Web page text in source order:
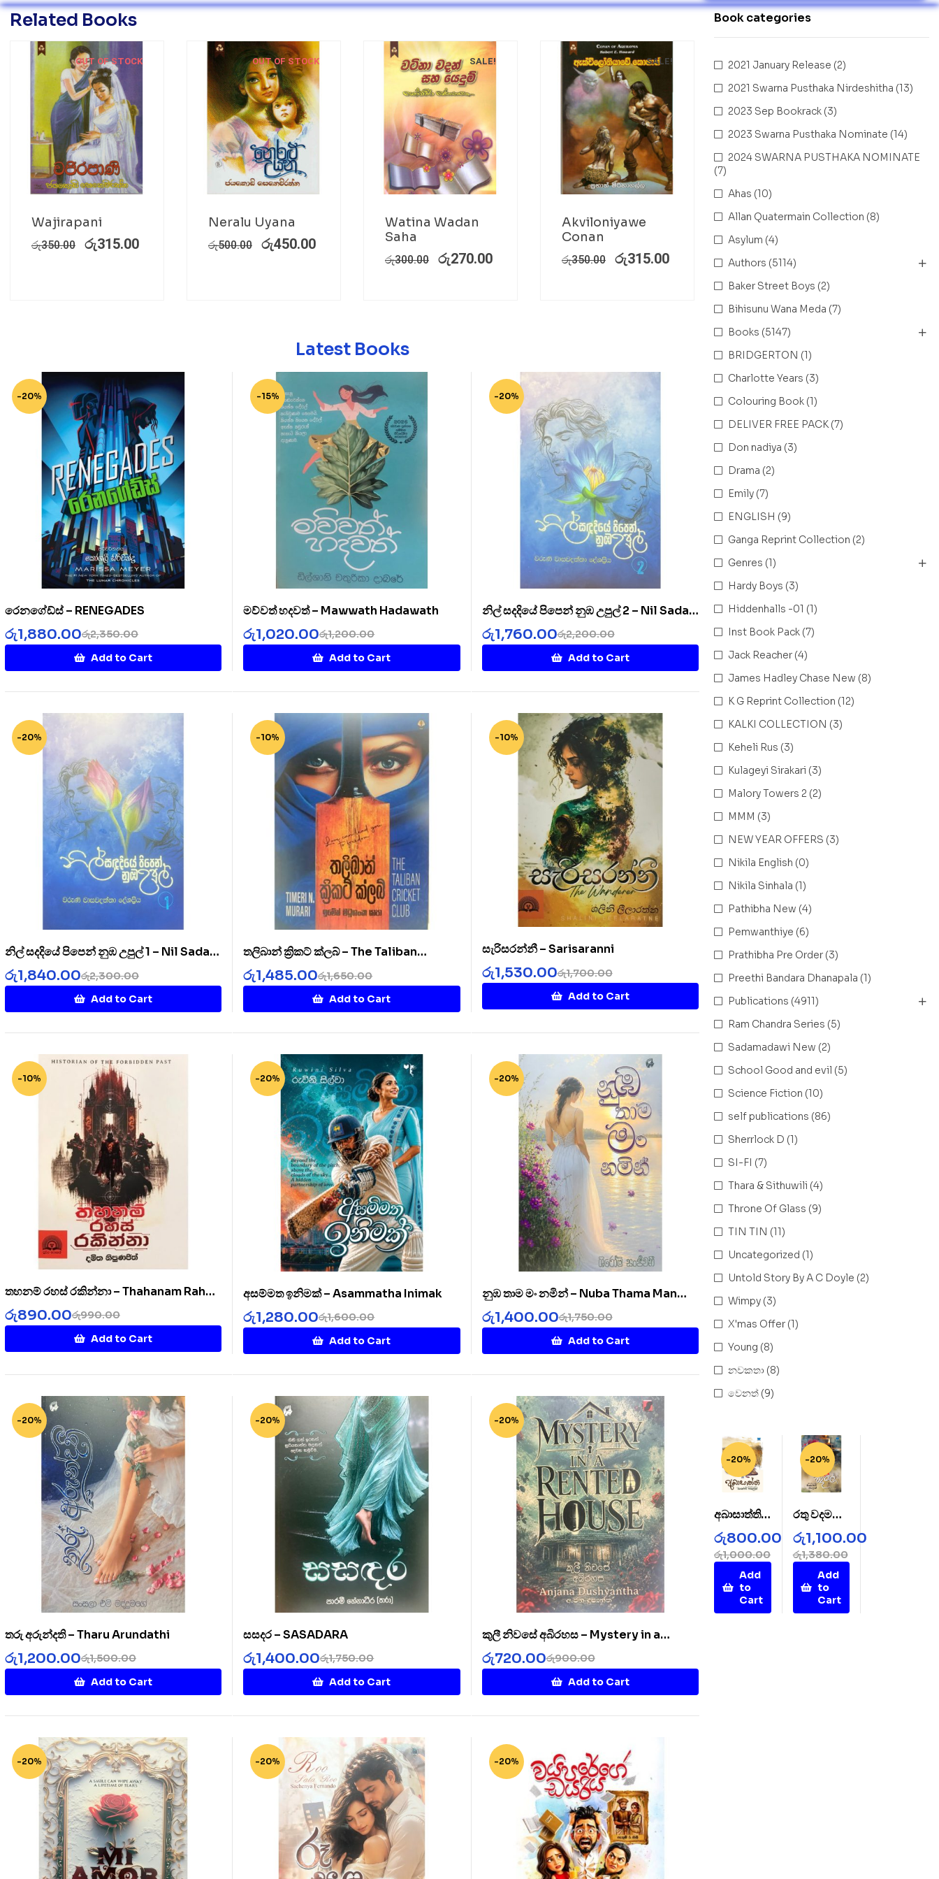
Related Books
OUT OF STOCK
Wajirapani
රු350.00 රු315.00
OUT OF STOCK
Neralu Uyana
රු500.00 රු450.00
SALE!
Watina Wadan
Saha
රු300.00 රු270.00
SALE!
Akviloniyawe
Conan
රු350.00 රු315.00
Latest Books
-20%
රෙනගේඩ්ස් – RENEGADES
රු2,350.00
රු1,880.00
Add to Cart
-15%
මව්වත් හදවත් – Mawwath Hadawath
රු1,200.00
රු1,020.00
Add to Cart
-20%
නිල් සදදියේ පිපෙන් නුඹ උපුල් 2 – Nil Sada
Diye 2
රු2,200.00
රු1,760.00
Add to Cart
-20%
නිල් සදදියේ පිපෙන් නුඹ උපුල් 1 – Nil Sada
Diye 1
රු2,300.00
රු1,840.00
Add to Cart
-10%
තලිබාන් ක්‍රිකට් ක්ලබ් – The Taliban
Cricket Clubරු1,650.00
රු1,485.00
Add to Cart
-10%
සැරිසරන්නී – Sarisaranni
රු1,700.00
රු1,530.00
Add to Cart
-10%
තහනම් රහස් රකින්නා – Thahanam Rahas
Rakinnaa
රු990.00
රු890.00
Add to Cart
-20%
අසම්මත ඉනිමක් – Asammatha Inimak
රු1,600.00
රු1,280.00
Add to Cart
-20%
නුඹ තාම මං නමින් – Nuba Thama Man
Namin
රු1,750.00
රු1,400.00
Add to Cart
-20%
තරු අරුන්දති – Tharu Arundathi
රු1,500.00
රු1,200.00
Add to Cart
-20%
සසදර – SASADARA
රු1,750.00
රු1,400.00
Add to Cart
-20%
කුලී නිවසේ අබිරහස – Mystery in a
Rented House
රු900.00
රු720.00
Add to Cart
-20% -20% -20%
Book categories
2021 January Release (2)
2021 Swarna Pusthaka Nirdeshitha (13)
2023 Sep Bookrack (3)
2023 Swarna Pusthaka Nominate (14)
2024 SWARNA PUSTHAKA NOMINATE
(7)
Ahas (10)
Allan Quatermain Collection (8)
Asylum (4)
Authors (5114)
Baker Street Boys (2)
Bihisunu Wana Meda (7)
Books (5147)
BRIDGERTON (1)
Charlotte Years (3)
Colouring Book (1)
DELIVER FREE PACK (7)
Don nadiya (3)
Drama (2)
Emily (7)
ENGLISH (9)
Ganga Reprint Collection (2)
Genres (1)
Hardy Boys (3)
Hiddenhalls -01 (1)
Inst Book Pack (7)
Jack Reacher (4)
James Hadley Chase New (8)
K G Reprint Collection (12)
KALKI COLLECTION (3)
Keheli Rus (3)
Kulageyi Sirakari (3)
Malory Towers 2 (2)
MMM (3)
NEW YEAR OFFERS (3)
Nikila English (0)
Nikila Sinhala (1)
Pathibha New (4)
Pemwanthiye (6)
Prathibha Pre Order (3)
Preethi Bandara Dhanapala (1)
Publications (4911)
Ram Chandra Series (5)
Sadamadawi New (2)
School Good and evil (5)
Science Fiction (10)
self publications (86)
Sherrlock D (1)
SI-FI (7)
Thara & Sithuwili (4)
Throne Of Glass (9)
TIN TIN (11)
Uncategorized (1)
Untold Story By A C Doyle (2)
Wimpy (3)
X'mas Offer (1)
Young (8)
නවකතා (8)
වෙනත් (9)
-20%
අබාසාත්ති –
AbaSatht
hi
රු1,000.00
රු800.00
Add
to
Cart
-20%
රතු වදමල් –
Rathu
Wada
Mal
රු1,380.00
රු1,100.00
Add
to
Cart